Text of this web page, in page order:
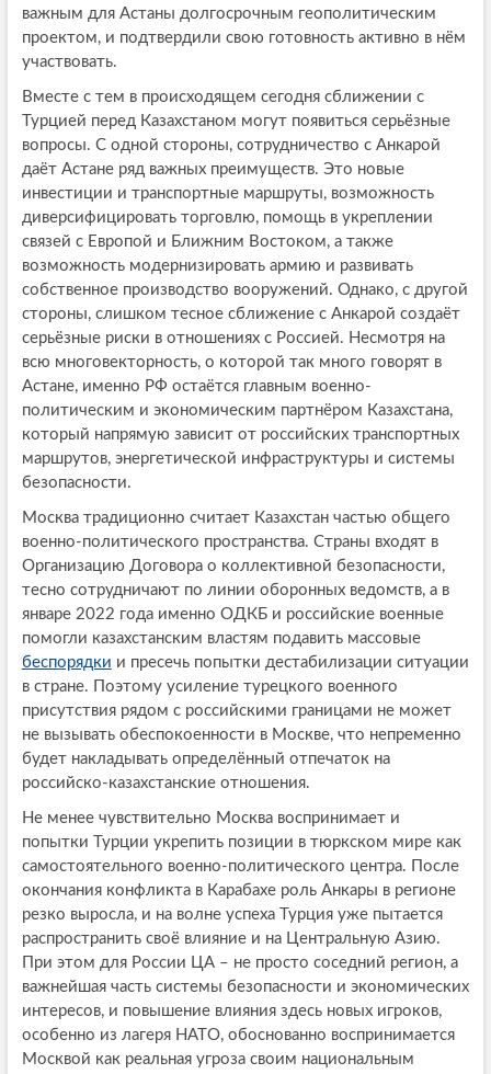
важным для Астаны долгосрочным геополитическим
проектом, и подтвердили свою готовность активно в нём
участвовать.
Вместе с тем в происходящем сегодня сближении с
Турцией перед Казахстаном могут появиться серьёзные
вопросы. С одной стороны, сотрудничество с Анкарой
даёт Астане ряд важных преимуществ. Это новые
инвестиции и транспортные маршруты, возможность
диверсифицировать торговлю, помощь в укреплении
связей с Европой и Ближним Востоком, а также
возможность модернизировать армию и развивать
собственное производство вооружений. Однако, с другой
стороны, слишком тесное сближение с Анкарой создаёт
серьёзные риски в отношениях с Россией. Несмотря на
всю многовекторность, о которой так много говорят в
Астане, именно РФ остаётся главным военно-
политическим и экономическим партнёром Казахстана,
который напрямую зависит от российских транспортных
маршрутов, энергетической инфраструктуры и системы
безопасности.
Москва традиционно считает Казахстан частью общего
военно-политического пространства. Страны входят в
Организацию Договора о коллективной безопасности,
тесно сотрудничают по линии оборонных ведомств, а в
январе 2022 года именно ОДКБ и российские военные
помогли казахстанским властям подавить массовые
беспорядки и пресечь попытки дестабилизации ситуации
в стране. Поэтому усиление турецкого военного
присутствия рядом с российскими границами не может
не вызывать обеспокоенности в Москве, что непременно
будет накладывать определённый отпечаток на
российско-казахстанские отношения.
Не менее чувствительно Москва воспринимает и
попытки Турции укрепить позиции в тюркском мире как
самостоятельного военно-политического центра. После
окончания конфликта в Карабахе роль Анкары в регионе
резко выросла, и на волне успеха Турция уже пытается
распространить своё влияние и на Центральную Азию.
При этом для России ЦА – не просто соседний регион, а
важнейшая часть системы безопасности и экономических
интересов, и повышение влияния здесь новых игроков,
особенно из лагеря НАТО, обоснованно воспринимается
Москвой как реальная угроза своим национальным